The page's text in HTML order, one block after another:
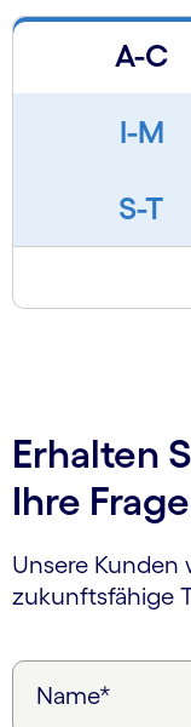
A-C
I-M
S-T
Erhalten
Ihre
Unsere Kunden
zukunftsfähige
Name*